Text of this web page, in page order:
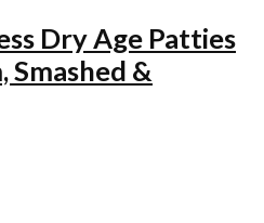
Dry Age Patties
Smashed &